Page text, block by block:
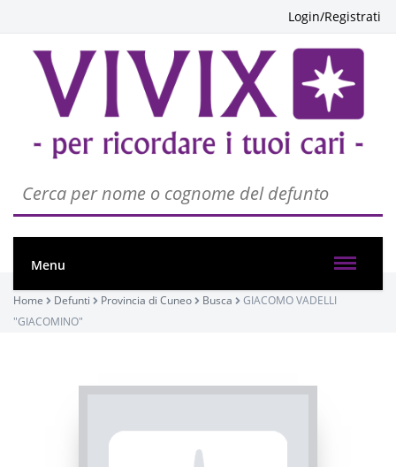
Login/Registrati
Menu
Home Defunti Provincia di Cuneo Busca
GIACOMO VADELLI
"GIACOMINO"
PASSATE:
FUNERALE
Busca, Chiesa parrocchiale di Busca - Maria Vergine
Busca, Chiesa parrocchiale di Busca - Maria Vergine
INVIA CONDOGLIANZE